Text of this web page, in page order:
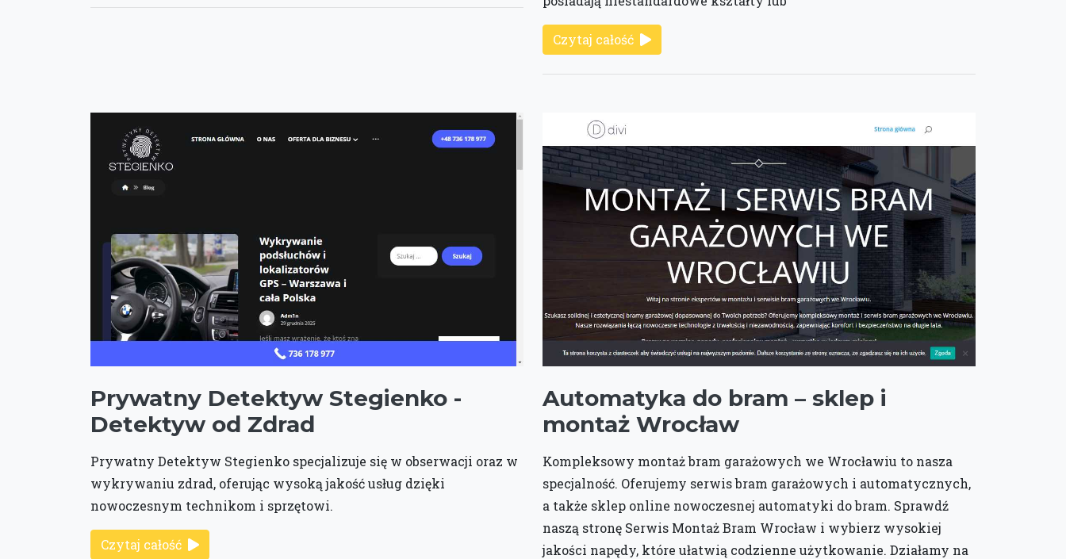
Czytaj całość
Prywatny Detektyw Stegienko -
Detektyw od Zdrad
Prywatny Detektyw Stegienko specjalizuje się w obserwacji oraz w
wykrywaniu zdrad, oferując wysoką jakość usług dzięki
nowoczesnym technikom i sprzętowi.
Czytaj całość
Automatyka do bram – sklep i
montaż Wrocław
Kompleksowy montaż bram garażowych we Wrocławiu to nasza
specjalność. Oferujemy serwis bram garażowych i automatycznych,
a także sklep online nowoczesnej automatyki do bram. Sprawdź
naszą stronę Serwis Montaż Bram Wrocław i wybierz wysokiej
jakości napędy, które ułatwią codzienne użytkowanie. Działamy na